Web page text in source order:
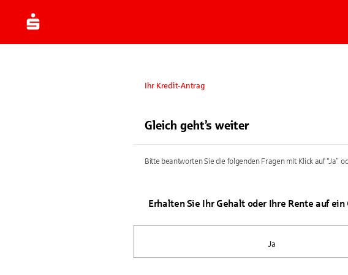
Ihr Kredit-Antrag
Gleich geht’s weiter
Bitte beantworten Sie die folgenden Fragen mit Klick auf “Ja”
Erhalten Sie Ihr Gehalt oder Ihre Rente auf
Ja